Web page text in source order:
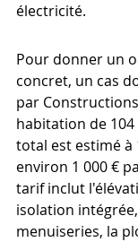
électricité.
Pour donner un
concret, un cas
par
habitation de
total est estimé à
environ 1 000 €
tarif inclut
isolation
menuiseries, la